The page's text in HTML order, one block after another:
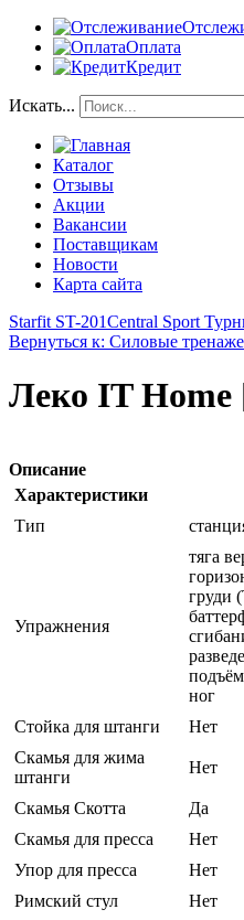
Оплата
Кредит
Искать...
Каталог
Отзывы
Акции
Вакансии
Поставщикам
Новости
Карта сайта
Starfit ST-201Central Sport
Вернуться к: Силовые
Леко IT Home
Описание
Характеристики
Тип
Упражнения
тяга
груди
ног
Стойка для штанги
Нет
Скамья для жима
штанги
Нет
Скамья Скотта
Да
Скамья для пресса
Нет
Упор для пресса
Нет
Римский стул
Нет